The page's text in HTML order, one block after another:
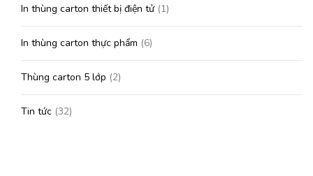
In thùng carton thiết bị điện tử(1)
In thùng carton thực phẩm (6)
Thùng carton 5 lớp (2)
Tin tức (32)